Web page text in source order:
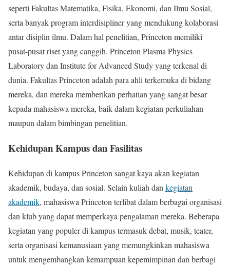
seperti Fakultas Matematika, Fisika, Ekonomi, dan Ilmu Sosial,
serta banyak program interdisipliner yang mendukung kolaborasi
antar disiplin ilmu. Dalam hal penelitian, Princeton memiliki
pusat-pusat riset yang canggih. Princeton Plasma Physics
Laboratory dan Institute for Advanced Study yang terkenal di
dunia. Fakultas Princeton adalah para ahli terkemuka di bidang
mereka, dan mereka memberikan perhatian yang sangat besar
kepada mahasiswa mereka, baik dalam kegiatan perkuliahan
maupun dalam bimbingan penelitian.
Kehidupan Kampus dan Fasilitas
Kehidupan di kampus Princeton sangat kaya akan kegiatan
akademik, budaya, dan sosial. Selain kuliah dan kegiatan
akademik, mahasiswa Princeton terlibat dalam berbagai organisasi
dan klub yang dapat memperkaya pengalaman mereka. Beberapa
kegiatan yang populer di kampus termasuk debat, musik, teater,
serta organisasi kemanusiaan yang memungkinkan mahasiswa
untuk mengembangkan kemampuan kepemimpinan dan berbagi